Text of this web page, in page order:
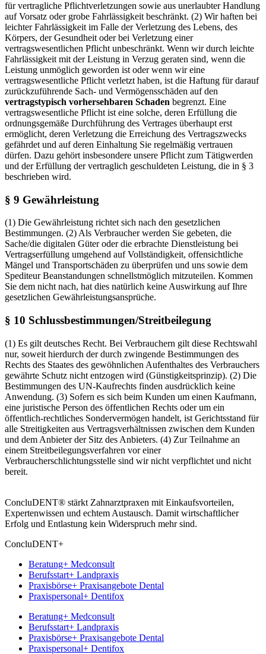
für vertragliche Pflichtverletzungen sowie aus unerlaubter Handlung
auf Vorsatz oder grobe Fahrlässigkeit beschränkt. (2) Wir haften bei
leichter Fahrlässigkeit im Falle der Verletzung des Lebens, des
Körpers, der Gesundheit oder bei Verletzung einer
vertragswesentlichen Pflicht unbeschränkt. Wenn wir durch leichte
Fahrlässigkeit mit der Leistung in Verzug geraten sind, wenn die
Leistung unmöglich geworden ist oder wenn wir eine
vertragswesentliche Pflicht verletzt haben, ist die Haftung für darauf
zurückzuführende Sach- und Vermögensschäden auf den
vertragstypisch vorhersehbaren Schaden begrenzt. Eine
vertragswesentliche Pflicht ist eine solche, deren Erfüllung die
ordnungsgemäße Durchführung des Vertrages überhaupt erst
ermöglicht, deren Verletzung die Erreichung des Vertragszwecks
gefährdet und auf deren Einhaltung Sie regelmäßig vertrauen
dürfen. Dazu gehört insbesondere unsere Pflicht zum Tätigwerden
und der Erfüllung der vertraglich geschuldeten Leistung, die in § 3
beschrieben wird.
§ 9 Gewährleistung
(1) Die Gewährleistung richtet sich nach den gesetzlichen
Bestimmungen. (2) Als Verbraucher werden Sie gebeten, die
Sache/die digitalen Güter oder die erbrachte Dienstleistung bei
Vertragserfüllung umgehend auf Vollständigkeit, offensichtliche
Mängel und Transportschäden zu überprüfen und uns sowie dem
Spediteur Beanstandungen schnellstmöglich mitzuteilen. Kommen
Sie dem nicht nach, hat dies natürlich keine Auswirkung auf Ihre
gesetzlichen Gewährleistungsansprüche.
§ 10 Schlussbestimmungen/Streitbeilegung
(1) Es gilt deutsches Recht. Bei Verbrauchern gilt diese Rechtswahl
nur, soweit hierdurch der durch zwingende Bestimmungen des
Rechts des Staates des gewöhnlichen Aufenthaltes des Verbrauchers
gewährte Schutz nicht entzogen wird (Günstigkeitsprinzip). (2) Die
Bestimmungen des UN-Kaufrechts finden ausdrücklich keine
Anwendung. (3) Sofern es sich beim Kunden um einen Kaufmann,
eine juristische Person des öffentlichen Rechts oder um ein
öffentlich-rechtliches Sondervermögen handelt, ist Gerichtsstand für
alle Streitigkeiten aus Vertragsverhältnissen zwischen dem Kunden
und dem Anbieter der Sitz des Anbieters. (4) Zur Teilnahme an
einem Streitbeilegungsverfahren vor einer
Verbraucherschlichtungsstelle sind wir nicht verpflichtet und nicht
bereit.
ConcluDENT® stärkt Zahnarzt­praxen mit Einkaufs­vorteilen,
Experten­wissen und echtem Austausch. Damit wirtschaft­licher
Erfolg und Entlastung kein Widerspruch mehr sind.
ConcluDENT+
Beratung+ Medconsult
Berufsstart+ Landpraxis
Praxisbörse+ Praxisangebote Dental
Praxispersonal+ Dentifox
Beratung+ Medconsult
Berufsstart+ Landpraxis
Praxisbörse+ Praxisangebote Dental
Praxispersonal+ Dentifox